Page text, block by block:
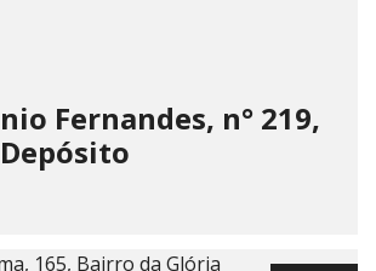
Fernandes, n° 219,